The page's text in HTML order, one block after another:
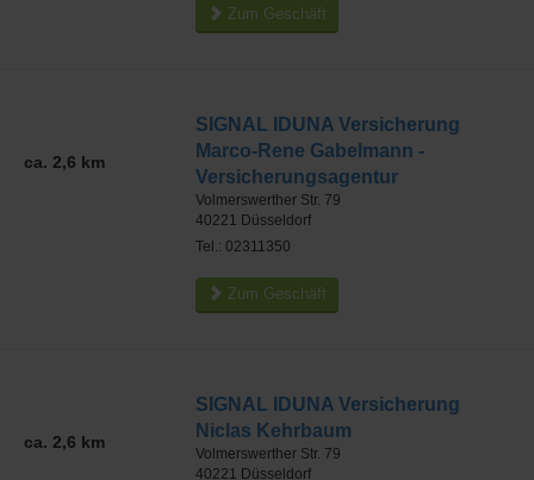
Zum Geschäft
ca. 2,6 km
SIGNAL IDUNA Versicherung
Marco-Rene Gabelmann -
Versicherungsagentur
Volmerswerther Str. 79
40221 Düsseldorf
Tel.: 02311350
Zum Geschäft
ca. 2,6 km
SIGNAL IDUNA Versicherung
Niclas Kehrbaum
Volmerswerther Str. 79
40221 Düsseldorf